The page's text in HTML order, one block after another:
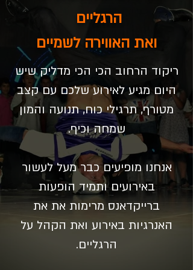
הרגליים
ואת האווירה לשמיים
ריקוד הרחוב הכי הכי מדליק שיש
היום מגיע לאירוע שלכם עם קצב
מטורף, תרגילי כוח, תנועה והמון
שמחה וכיף.
אנחנו מופיעים כבר מעל לעשור
באירועים ותמיד הופעות
ברייקדאנס מרימות את את
האנרגיות באירוע ואת הקהל על
הרגליים.